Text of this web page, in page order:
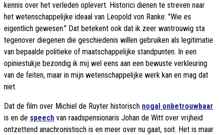
kennis over het verleden oplevert. Historici dienen te streven naar
het wetenschappelijke ideaal van Leopold von Ranke: "Wie es
eigentlich gewesen." Dat betekent ook dat ik zeer wantrouwig sta
tegenover diegenen die geschiedenis willen gebruiken als legitimatie
van bepaalde politieke of maatschappelijke standpunten. In een
opiniestukje bezondig ik mij wel eens aan een bewuste verkleuring
van de feiten, maar in mijn wetenschappelijke werk kan en mag dat
niet.
Dat de film over Michiel de Ruyter historisch nogal onbetrouwbaar
is en de speech van raadspensionaris Johan de Witt over vrijheid
ontzettend anachronistisch is en meer over nu gaat, soit. Het is maar